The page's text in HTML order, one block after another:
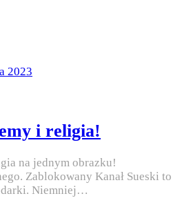
2023
i religia!
na jednym obrazku!
Zablokowany Kanał Sueski to
Niemniej…